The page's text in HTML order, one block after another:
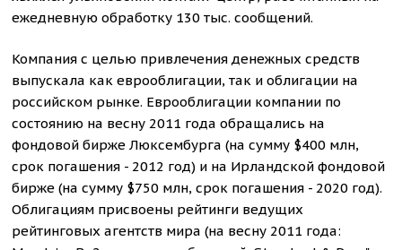
ежедневную обработку 130 тыс. сообщений.
Компания с целью привлечения денежных средств
выпускала как еврооблигации, так и облигации на
российском рынке. Еврооблигации компании по
состоянию на весну 2011 года обращались на
фондовой бирже Люксембурга (на сумму $400 млн,
срок погашения - 2012 год) и на Ирландской фондовой
бирже (на сумму $750 млн, срок погашения - 2020 год).
Облигациям присвоены рейтинги ведущих
рейтинговых агентств мира (на весну 2011 года: